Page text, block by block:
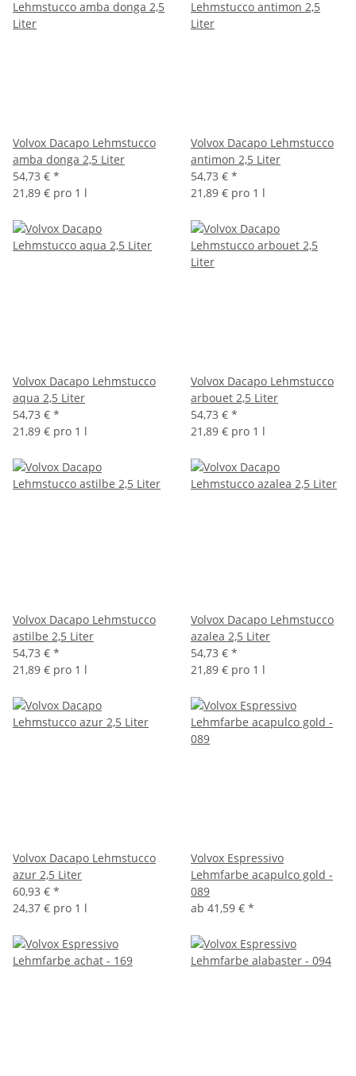
Volvox Dacapo Lehmstucco
amba donga 2,5 Liter
54,73 € *
21,89 € pro 1 l
Volvox Dacapo Lehmstucco
antimon 2,5 Liter
54,73 € *
21,89 € pro 1 l
Volvox Dacapo Lehmstucco
aqua 2,5 Liter
54,73 € *
21,89 € pro 1 l
Volvox Dacapo Lehmstucco
arbouet 2,5 Liter
54,73 € *
21,89 € pro 1 l
Volvox Dacapo Lehmstucco
astilbe 2,5 Liter
54,73 € *
21,89 € pro 1 l
Volvox Dacapo Lehmstucco
azalea 2,5 Liter
54,73 € *
21,89 € pro 1 l
Volvox Dacapo Lehmstucco
azur 2,5 Liter
60,93 € *
24,37 € pro 1 l
Volvox Espressivo
Lehmfarbe acapulco gold -
089
ab 41,59 € *